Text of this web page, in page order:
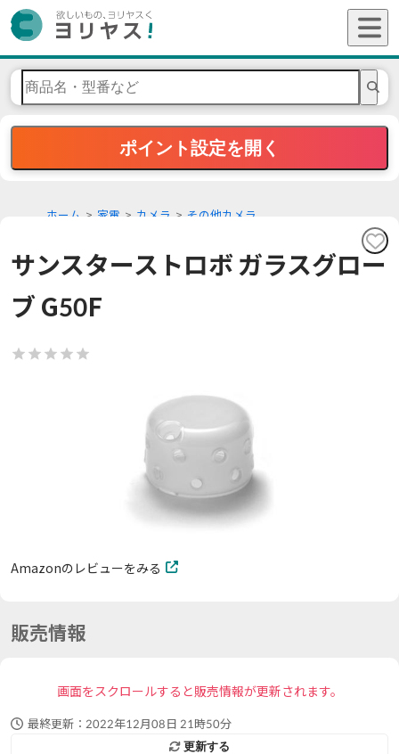
ポイント設定を開く
ホーム 家電 カメラ その他カメラ
サンスターストロボ ガラスグロー
ブ G50F
Amazonのレビューをみる
販売情報
画面をスクロールすると販売情報が更新されます。
最終更新： 2022年12月08日 21時50分
更新する